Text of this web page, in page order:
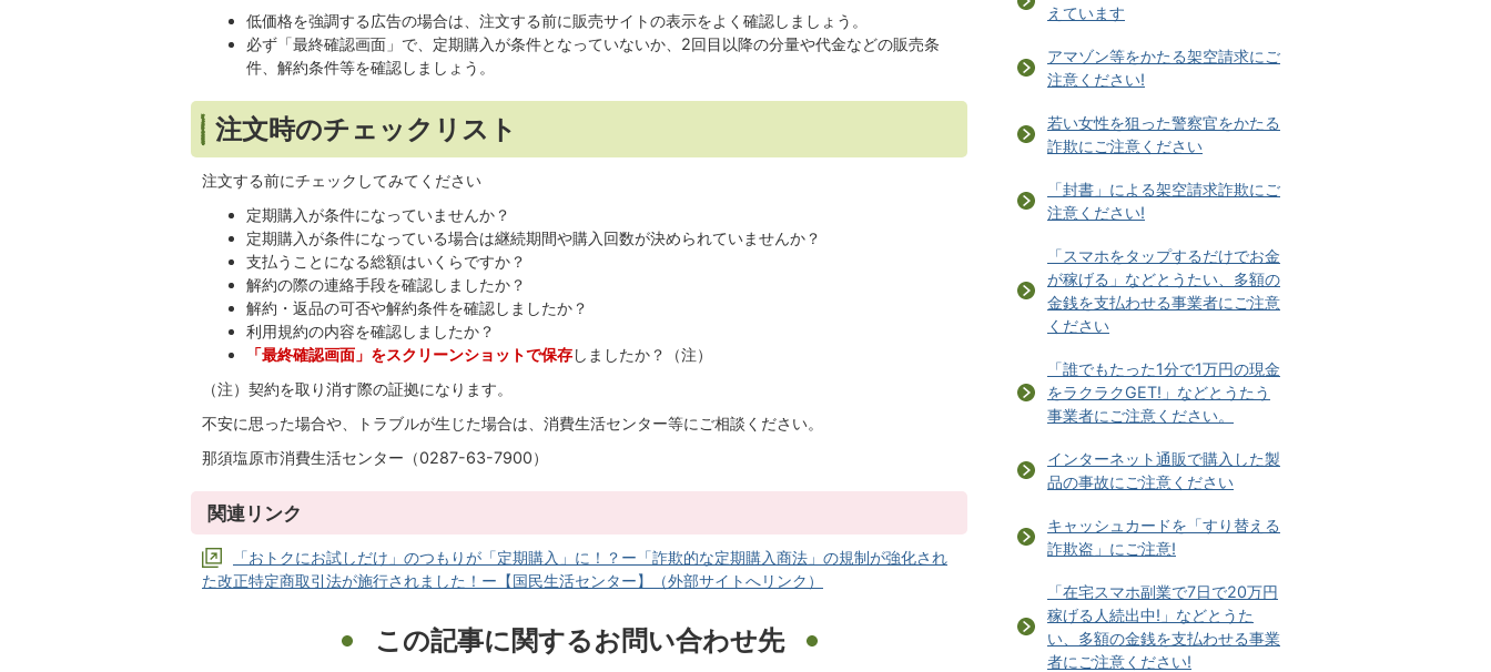
低価格を強調する広告の場合は、注文する前に販売サイトの表示をよく確認しましょう。
必ず「最終確認画面」で、定期購入が条件となっていないか、2回目以降の分量や代金などの販売条
件、解約条件等を確認しましょう。
注文時のチェックリスト
注文する前にチェックしてみてください
定期購入が条件になっていませんか？
定期購入が条件になっている場合は継続期間や購入回数が決められていませんか？
支払うことになる総額はいくらですか？
解約の際の連絡手段を確認しましたか？
解約・返品の可否や解約条件を確認しましたか？
利用規約の内容を確認しましたか？
「最終確認画面」をスクリーンショットで保存しましたか？（注）
（注）契約を取り消す際の証拠になります。
不安に思った場合や、トラブルが生じた場合は、消費生活センター等にご相談ください。
那須塩原市消費生活センター（0287-63-7900）
関連リンク
「おトクにお試しだけ」のつもりが「定期購入」に！？ー「詐欺的な定期購入商法」の規制が強化され
た改正特定商取引法が施行されました！ー【国民生活センター】（外部サイトへリンク）
この記事に関するお問い合わせ先
えています
アマゾン等をかたる架空請求にご
注意ください!
若い女性を狙った警察官をかたる
詐欺にご注意ください
「封書」による架空請求詐欺にご
注意ください!
「スマホをタップするだけでお金
が稼げる」などとうたい、多額の
金銭を支払わせる事業者にご注意
ください
「誰でもたった1分で1万円の現金
をラクラクGET!」などとうたう
事業者にご注意ください。
インターネット通販で購入した製
品の事故にご注意ください
キャッシュカードを「すり替える
詐欺盗」にご注意!
「在宅スマホ副業で7日で20万円
稼げる人続出中!」などとうた
い、多額の金銭を支払わせる事業
者にご注意ください!